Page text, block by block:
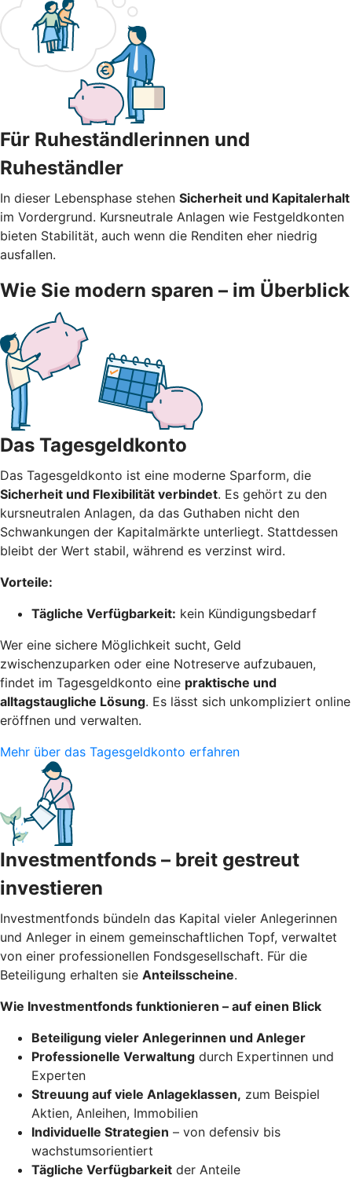
Für Ruheständlerinnen und
Ruheständler
In dieser Lebensphase stehen Sicherheit und Kapitalerhalt
im Vordergrund. Kursneutrale Anlagen wie Festgeldkonten
bieten Stabilität, auch wenn die Renditen eher niedrig
ausfallen.
Wie Sie modern sparen – im Überblick
Das Tagesgeldkonto
Das Tagesgeldkonto ist eine moderne Sparform, die
Sicherheit und Flexibilität verbindet. Es gehört zu den
kursneutralen Anlagen, da das Guthaben nicht den
Schwankungen der Kapitalmärkte unterliegt. Stattdessen
bleibt der Wert stabil, während es verzinst wird.
Vorteile:
Tägliche Verfügbarkeit: kein Kündigungsbedarf
Wer eine sichere Möglichkeit sucht, Geld
zwischenzuparken oder eine Notreserve aufzubauen,
findet im Tagesgeldkonto eine praktische und
alltagstaugliche Lösung. Es lässt sich unkompliziert online
eröffnen und verwalten.
Mehr über das Tagesgeldkonto erfahren
Investmentfonds – breit gestreut
investieren
Investmentfonds bündeln das Kapital vieler Anlegerinnen
und Anleger in einem gemeinschaftlichen Topf, verwaltet
von einer professionellen Fondsgesellschaft. Für die
Beteiligung erhalten sie Anteilsscheine.
Wie Investmentfonds funktionieren – auf einen Blick
Beteiligung vieler Anlegerinnen und Anleger
Professionelle Verwaltung durch Expertinnen und
Experten
Streuung auf viele Anlageklassen, zum Beispiel
Aktien, Anleihen, Immobilien
Individuelle Strategien – von defensiv bis
wachstumsorientiert
Tägliche Verfügbarkeit der Anteile